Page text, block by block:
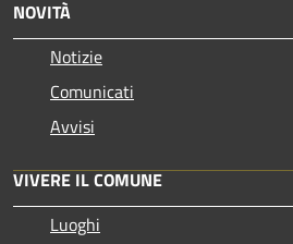
NOVITÀ
Notizie
Comunicati
Avvisi
VIVERE IL COMUNE
Luoghi